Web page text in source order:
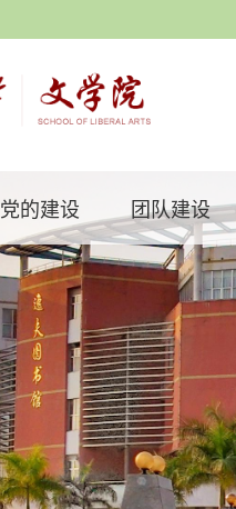
党的建设 团队建设